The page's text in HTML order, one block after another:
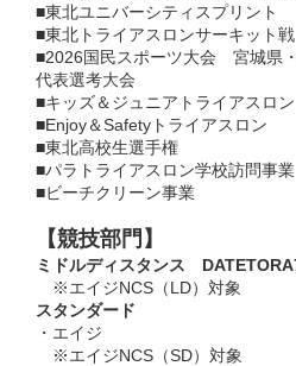
■東北ユニバーシティスプリント
■東北トライアスロンサーキット戦
■2026国民スポーツ大会 宮城県
代表選考大会
■キッズ＆ジュニアトライアスロン
■Enjoy＆Safetyトライアスロン
■東北高校生選手権
■パラトライアスロン学校訪問事業
■ビーチクリーン事業
【競技部門】
ミドルディスタンス
※エイジNCS（LD）対象
スタンダード
・エイジ
※エイジNCS（SD）対象